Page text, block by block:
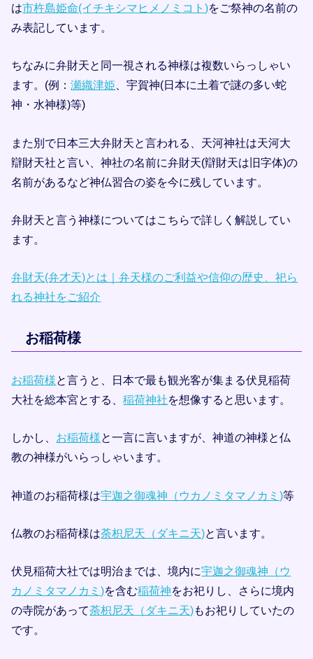
は市杵島姫命(イチキシマヒメノミコト)をご祭神の名前の
み表記しています。
ちなみに弁財天と同一視される神様は複数いらっしゃい
ます。(例：瀬織津姫 、宇賀神(日本に土着で謎の多い蛇
神・水神様)等)
また別で日本三大弁財天と言われる、天河神社は天河大
辯財天社と言い、神社の名前に弁財天(辯財天は旧字体)の
名前があるなど神仏習合の姿を今に残しています。
弁財天と言う神様についてはこちらで詳しく解説してい
ます。
弁財天(弁才天)とは｜弁天様のご利益や信仰の歴史、祀ら
れる神社をご紹介
お稲荷様
お稲荷様と言うと、日本で最も観光客が集まる伏見稲荷
大社を総本宮とする、稲荷神社を想像すると思います。
しかし、 お稲荷様と一言に言いますが、神道の神様と仏
教の神様がいらっしゃいます。
神道のお稲荷様は宇迦之御魂神（ウカノミタマノカミ)等
仏教のお稲荷様は荼枳尼天（ダキニ天)と言います。
伏見稲荷大社では明治までは、境内に宇迦之御魂神（ウ
カノミタマノカミ)を含む稲荷神をお祀りし、さらに境内
の寺院があって荼枳尼天（ダキニ天)もお祀りしていたの
です。